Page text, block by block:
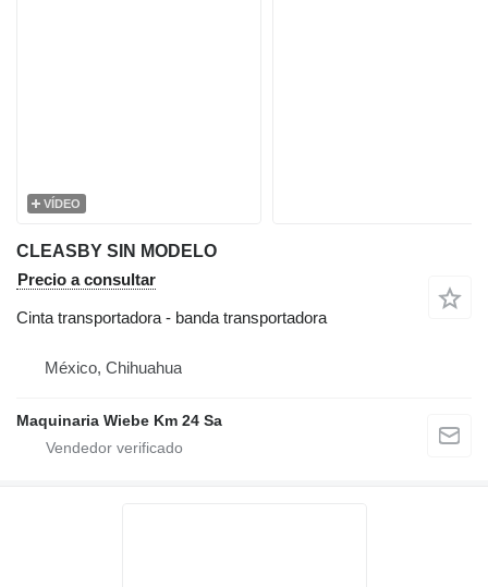
VÍDEO
CLEASBY SIN MODELO
Precio a consultar
Cinta transportadora - banda transportadora
México, Chihuahua
Maquinaria Wiebe Km 24 Sa